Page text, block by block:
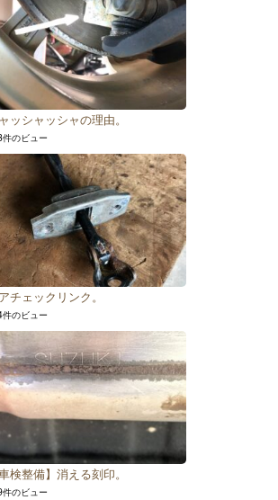
ッシャッシャの理由。
のビュー
チェックリンク。
のビュー
車検整備】消える刻印。
のビュー